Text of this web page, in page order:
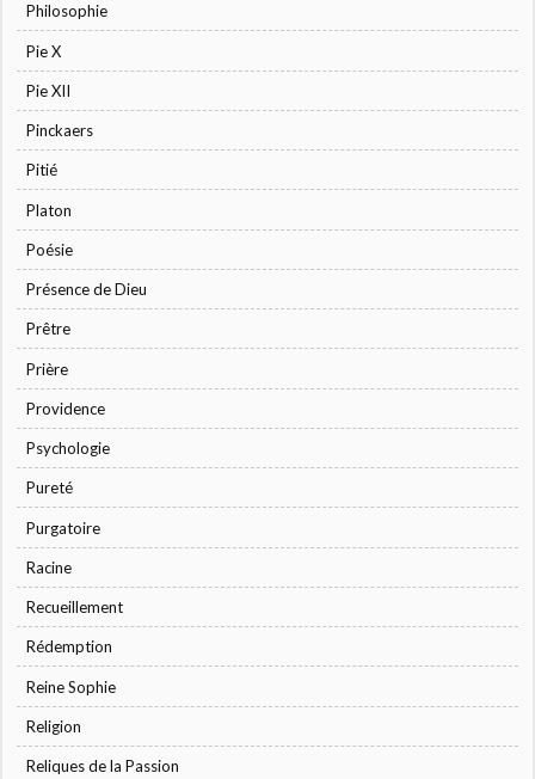
Philosophie
Pie X
Pie XII
Pinckaers
Pitié
Platon
Poésie
Présence de Dieu
Prêtre
Prière
Providence
Psychologie
Pureté
Purgatoire
Racine
Recueillement
Rédemption
Reine Sophie
Religion
Reliques de la Passion